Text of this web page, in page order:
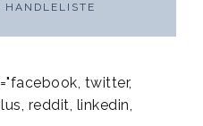
HANDLELISTE
twitter,
reddit, linkedin,